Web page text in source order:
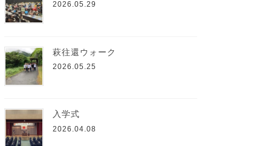
2026.05.29
萩往還ウォーク
2026.05.25
入学式
2026.04.08